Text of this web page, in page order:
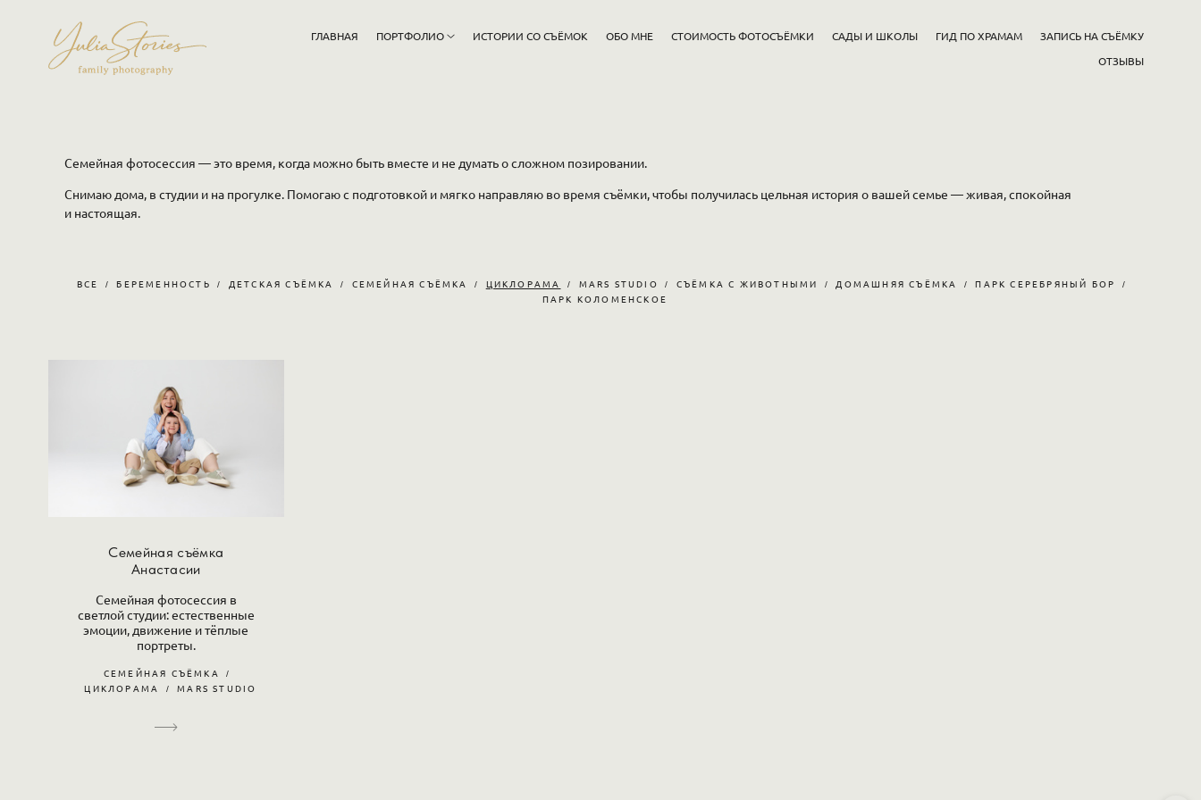
ГЛАВНАЯ ПОРТФОЛИО ИСТОРИИ СО СЪЁМОК ОБО МНЕ СТОИМОСТЬ ФОТОСЪЁМКИ САДЫ И ШКОЛЫ ГИД ПО ХРАМАМ
ЗАПИСЬ НА СЪЁМКУ
ОТЗЫВЫ
Семейная фотосессия — это время, когда можно быть вместе и не думать о сложном позировании.
Снимаю дома, в студии и на прогулке. Помогаю с подготовкой и мягко направляю во время съёмки, чтобы получилась цельная история о вашей семье — живая, спокойная
и настоящая.
ВСЕ БЕРЕМЕННОСТЬ ДЕТСКАЯ СЪЁМКА СЕМЕЙНАЯ СЪЁМКА ЦИКЛОРАМА MARS STUDIO СЪЁМКА С ЖИВОТНЫМИ ДОМАШНЯЯ СЪЁМКА
ПАРК СЕРЕБРЯНЫЙ БОР
ПАРК КОЛОМЕНСКОЕ
Семейная съёмка
Анастасии
Семейная фотосессия в
светлой студии: естественные
эмоции, движение и тёплые
портреты.
СЕМЕЙНАЯ СЪЁМКА
ЦИКЛОРАМА
MARS STUDIO